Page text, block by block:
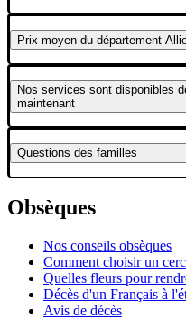
Prix moyen du département
Nos services sont disponibles
maintenant
Questions des familles
Obsèques
Nos conseils obsèques
Comment choisir un
Quelles fleurs pour
Décès d'un Français à
Avis de décès